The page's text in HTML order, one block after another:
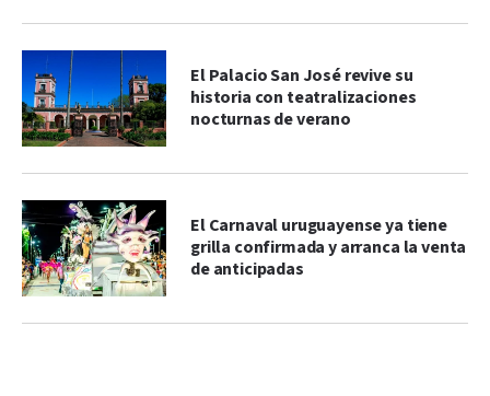
El Palacio San José revive su
historia con teatralizaciones
nocturnas de verano
El Carnaval uruguayense ya tiene
grilla confirmada y arranca la venta
de anticipadas